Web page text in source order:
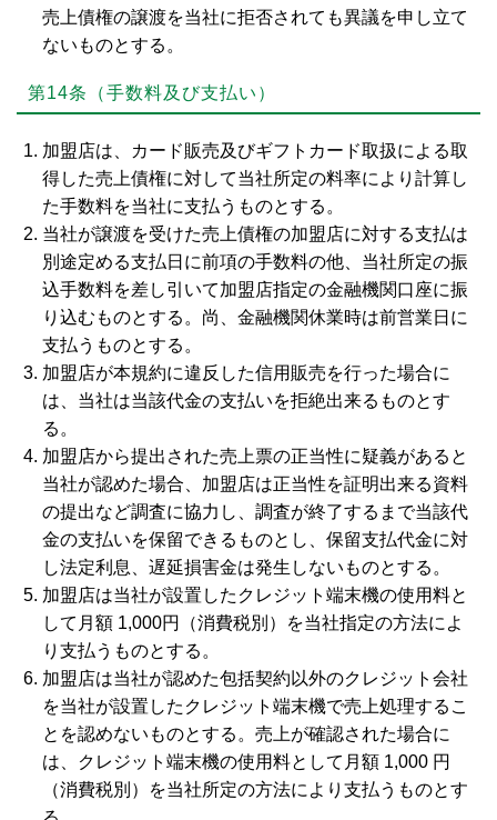
売上債権の譲渡を当社に拒否されても異議を申し立て
ないものとする。
第14条（手数料及び支払い）
加盟店は、カード販売及びギフトカード取扱による取
得した売上債権に対して当社所定の料率により計算し
た手数料を当社に支払うものとする。
当社が譲渡を受けた売上債権の加盟店に対する支払は
別途定める支払日に前項の手数料の他、当社所定の振
込手数料を差し引いて加盟店指定の金融機関口座に振
り込むものとする。尚、金融機関休業時は前営業日に
支払うものとする。
加盟店が本規約に違反した信用販売を行った場合に
は、当社は当該代金の支払いを拒絶出来るものとす
る。
加盟店から提出された売上票の正当性に疑義があると
当社が認めた場合、加盟店は正当性を証明出来る資料
の提出など調査に協力し、調査が終了するまで当該代
金の支払いを保留できるものとし、保留支払代金に対
し法定利息、遅延損害金は発生しないものとする。
加盟店は当社が設置したクレジット端末機の使用料と
して月額 1,000円（消費税別）を当社指定の方法によ
り支払うものとする。
加盟店は当社が認めた包括契約以外のクレジット会社
を当社が設置したクレジット端末機で売上処理するこ
とを認めないものとする。売上が確認された場合に
は、クレジット端末機の使用料として月額 1,000 円
（消費税別）を当社所定の方法により支払うものとす